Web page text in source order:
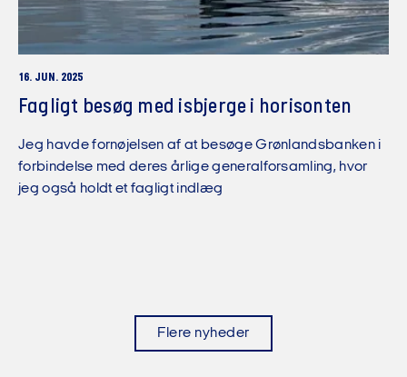
16. JUN. 2025
Fagligt besøg med isbjerge i horisonten
Jeg havde fornøjelsen af at besøge Grønlandsbanken i
forbindelse med deres årlige generalforsamling, hvor
jeg også holdt et fagligt indlæg
Flere nyheder